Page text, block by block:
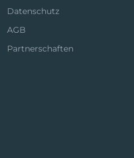
Datenschutz
AGB
Partnerschaften